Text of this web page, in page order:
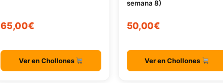
65,00€
Ver en Chollones
semana 8)
50,00€
Ver en Chollones